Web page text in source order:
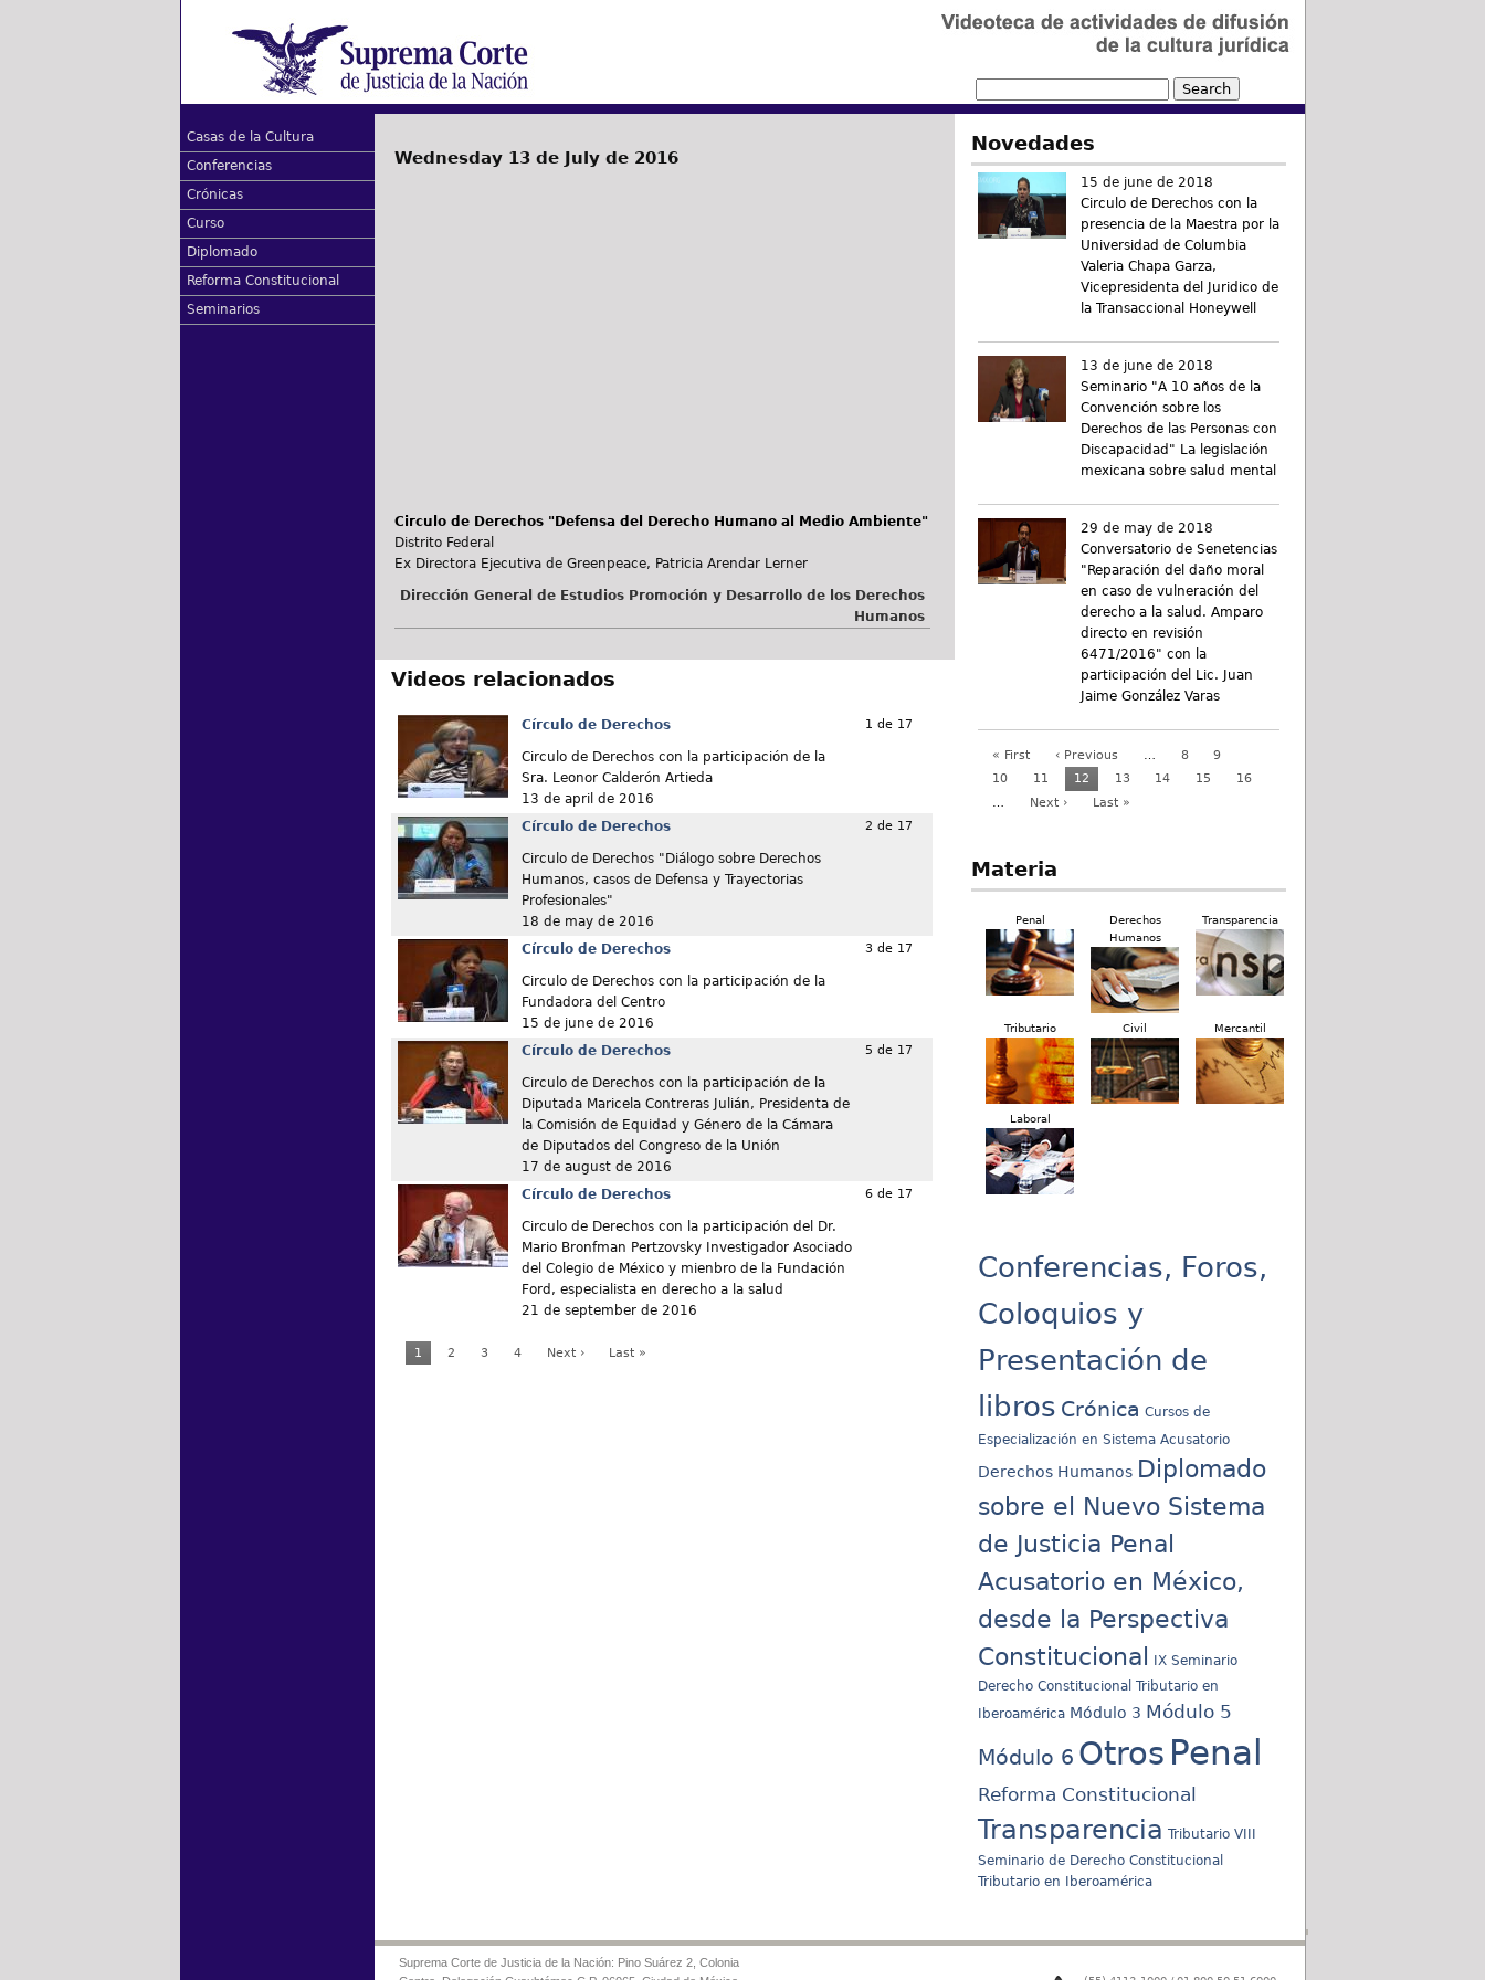
Casas de la Cultura
Conferencias
Crónicas
Curso
Diplomado
Reforma Constitucional
Seminarios
Wednesday 13 de July de 2016
Circulo de Derechos "Defensa del Derecho Humano al Medio Ambiente"
Distrito Federal
Ex Directora Ejecutiva de Greenpeace, Patricia Arendar Lerner
Dirección General de Estudios Promoción y Desarrollo de los Derechos
Humanos
Videos relacionados
Círculo de Derechos
Circulo de Derechos con la participación de la
Sra. Leonor Calderón Artieda
13 de april de 2016
1 de 17
Círculo de Derechos
Circulo de Derechos "Diálogo sobre Derechos
Humanos, casos de Defensa y Trayectorias
Profesionales"
18 de may de 2016
2 de 17
Círculo de Derechos
Circulo de Derechos con la participación de la
Fundadora del Centro
15 de june de 2016
3 de 17
Círculo de Derechos
Circulo de Derechos con la participación de la
Diputada Maricela Contreras Julián, Presidenta de
la Comisión de Equidad y Género de la Cámara
de Diputados del Congreso de la Unión
17 de august de 2016
5 de 17
Círculo de Derechos
Circulo de Derechos con la participación del Dr.
Mario Bronfman Pertzovsky Investigador Asociado
del Colegio de México y mienbro de la Fundación
Ford, especialista en derecho a la salud
21 de september de 2016
6 de 17
1 2 3 4 Next › Last »
Novedades
15 de june de 2018
Circulo de Derechos con la
presencia de la Maestra por la
Universidad de Columbia
Valeria Chapa Garza,
Vicepresidenta del Juridico de
la Transaccional Honeywell
13 de june de 2018
Seminario "A 10 años de la
Convención sobre los
Derechos de las Personas con
Discapacidad" La legislación
mexicana sobre salud mental
29 de may de 2018
Conversatorio de Senetencias
"Reparación del daño moral
en caso de vulneración del
derecho a la salud. Amparo
directo en revisión
6471/2016" con la
participación del Lic. Juan
Jaime González Varas
« First ‹ Previous … 8
9
10
11 12 13 14 15
16
…
Next › Last »
Materia
Penal
Derechos
Humanos
Transparencia
Tributario Civil Mercantil
Laboral
Conferencias, Foros,
Coloquios y
Presentación de
libros Crónica Cursos de
Especialización en Sistema Acusatorio
Derechos Humanos Diplomado
sobre el Nuevo Sistema
de Justicia Penal
Acusatorio en México,
desde la Perspectiva
Constitucional
IX Seminario
Derecho Constitucional Tributario en
Iberoamérica Módulo 3 Módulo 5
Módulo 6 Otros Penal
Reforma Constitucional
Transparencia Tributario VIII
Seminario de Derecho Constitucional
Tributario en Iberoamérica
Suprema Corte de Justicia de la Nación: Pino Suárez 2, Colonia